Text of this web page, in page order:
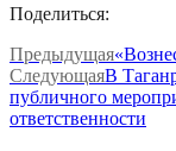
Поделиться:
Предыдущая
СледующаяВ
публичного
ответственности